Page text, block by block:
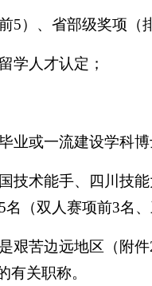
5）、省部级奖项（
学人才认定；
业或一流建设学科
技术能手、四川技
（双人赛项前3名
艰苦边远地区（附
有关职称。